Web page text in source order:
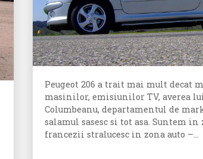
Peugeot 206 a trait mai mult decat
masinilor, emisiunilor TV, averea
Columbeanu, departamentul de
salamul sasesc si tot asa. Suntem in
francezii stralucesc in zona auto –...